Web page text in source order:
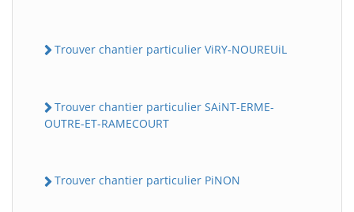
Trouver chantier particulier ViRY-NOUREUiL
Trouver chantier particulier SAiNT-ERME-
OUTRE-ET-RAMECOURT
Trouver chantier particulier PiNON